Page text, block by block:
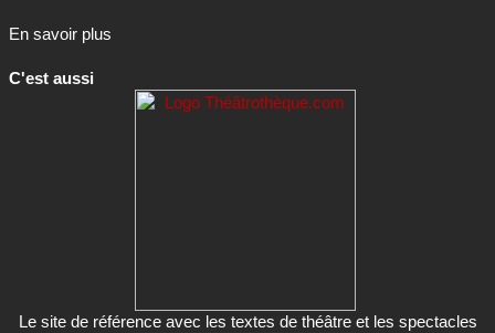
En savoir plus
C'est aussi
Le site de référence avec les textes de théâtre et les spectacles